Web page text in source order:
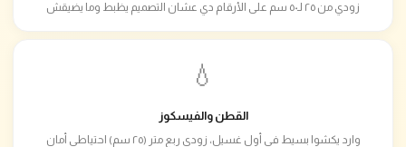
زودي من ٢٥ لـ٥٠ سم على الأرقام دي عشان التصميم يظبط وما يضيقش
💧
القطن والفيسكوز
وارد يكشوا بسيط في أول غسيل، زودي ربع متر (٢٥ سم) احتياطي أمان